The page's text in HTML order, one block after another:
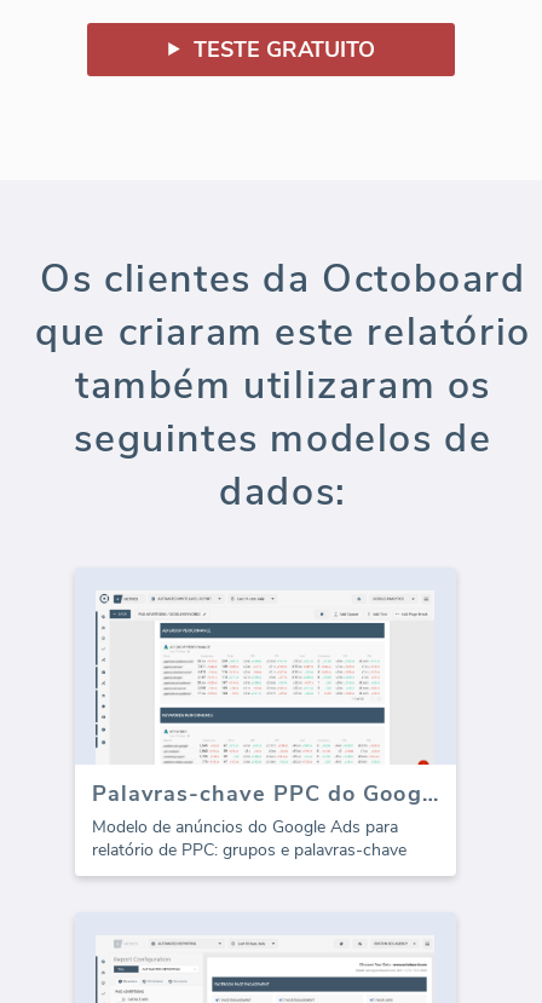
TESTE GRATUITO
Os clientes da Octoboard
que criaram este relatório
também utilizaram os
seguintes modelos de
dados:
Palavras-chave PPC do Google Ads (Relatório)
Modelo de anúncios do Google Ads para
relatório de PPC: grupos e palavras-chave